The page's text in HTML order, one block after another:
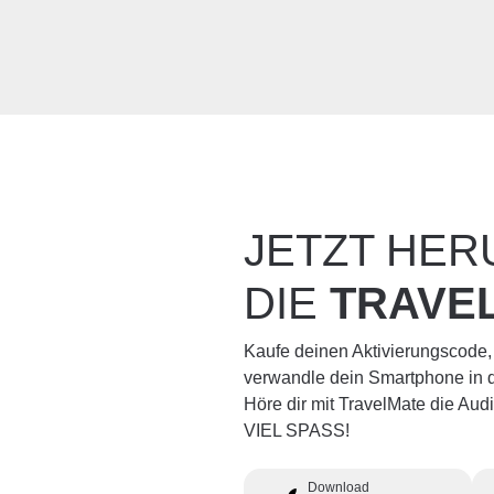
JETZT
DIE
Kaufe deinen
verwandle dein Smartphone in
Höre dir mit TravelMate die
VIEL SPASS!
Download